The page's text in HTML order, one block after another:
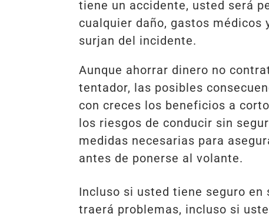
tiene un accidente, usted será
cualquier daño, gastos médicos
surjan del incidente.
Aunque ahorrar dinero no
tentador, las posibles
con creces los beneficios a
los riesgos de conducir sin
medidas necesarias para
antes de ponerse al volante.
Incluso si usted tiene seguro
traerá problemas, incluso si